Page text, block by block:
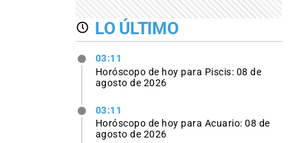
LO ÚLTIMO
03:11
Horóscopo de hoy para Piscis: 08 de
agosto de 2026
03:11
Horóscopo de hoy para Acuario: 08 de
agosto de 2026